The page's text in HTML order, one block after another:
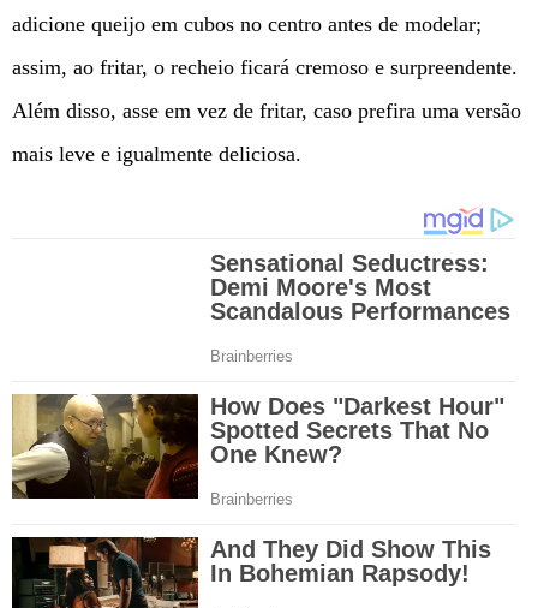
adicione queijo em cubos no centro antes de modelar;
assim, ao fritar, o recheio ficará cremoso e surpreendente.
Além disso, asse em vez de fritar, caso prefira uma versão
mais leve e igualmente deliciosa.